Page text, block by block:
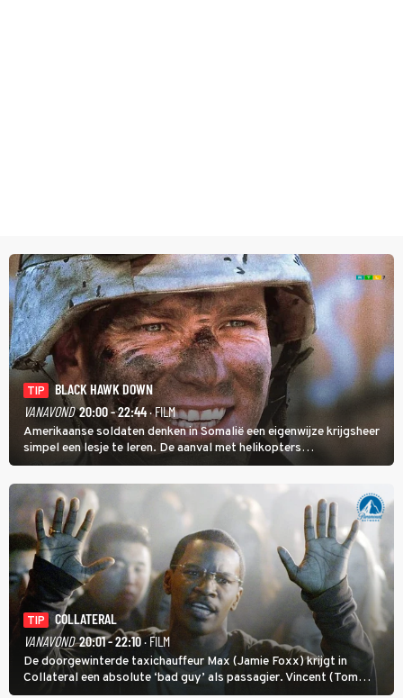
TIP
BLACK HAWK DOWN
VANAVOND 20:00 - 22:44· FILM
Amerikaanse soldaten denken in Somalië een eigenwijze krijgsheer
simpel een lesje te leren. De aanval met helikopters
verloopt in Black Hawk down dramatisch.
TIP
COLLATERAL
VANAVOND 20:01 - 22:10· FILM
De doorgewinterde taxichauffeur Max (Jamie Foxx) krijgt in
Collateral een absolute ‘bad guy’ als passagier. Vincent (Tom
Cruise) heeft hem nodig om hem de stad door te loodsen om een